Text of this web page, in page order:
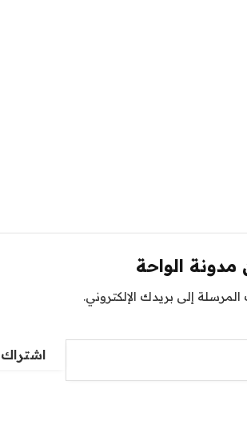
الواحة
إلى بريدك الإلكتروني.
اشتراك